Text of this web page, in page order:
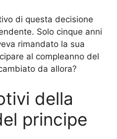
di questa decisione
Solo cinque anni
rimandato la sua
al compleanno del
da allora?
della
principe